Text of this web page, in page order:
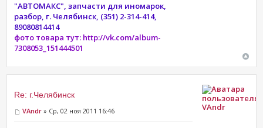
"АВТОМАКС", запчасти для иномарок,
разбор, г. Челябинск, (351) 2-314-414,
89080814414
фото товара тут: http://vk.com/album-
7308053_151444501
Re: г.Челябинск
VAndr » Ср, 02 ноя 2011 16:46 VAndr